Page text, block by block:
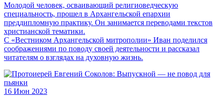
Молодой человек, осваивающий религиоведческую
специальность, прошел в Архангельской епархии
преддипломную практику. Он занимается переводами текстов
христианской тематики.
С «Вестником Архангельской митрополии» Иван поделился
соображениями по поводу своей деятельности и рассказал
читателям о взглядах на духовную жизнь.
16 Июн 2023